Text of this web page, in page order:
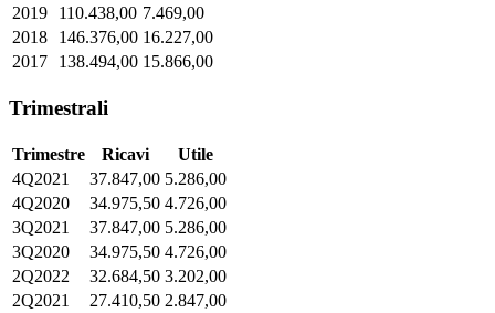
2019
110.438,00 7.469,00
2018
146.376,00 16.227,00
2017
138.494,00 15.866,00
Trimestrali
Trimestre Ricavi
Utile
4Q2021
37.847,00 5.286,00
4Q2020
34.975,50 4.726,00
3Q2021
37.847,00 5.286,00
3Q2020
34.975,50 4.726,00
2Q2022
32.684,50 3.202,00
2Q2021
27.410,50 2.847,00